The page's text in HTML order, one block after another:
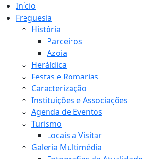
Início
Freguesia
História
Parceiros
Azoia
Heráldica
Festas e Romarias
Caracterização
Instituições e Associações
Agenda de Eventos
Turismo
Locais a Visitar
Galeria Multimédia